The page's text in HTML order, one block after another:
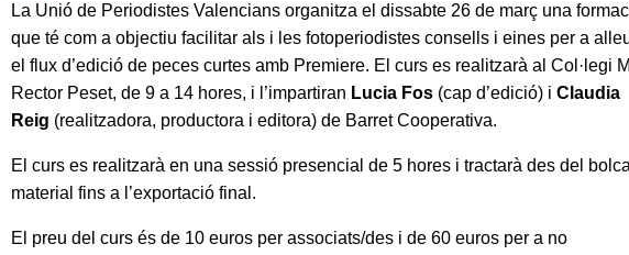
La Unió de Periodistes Valencians organitza el dissabte 26 de març una
que té com a objectiu facilitar als i les fotoperiodistes consells i eines per a
el flux d’edició de peces curtes amb Premiere. El curs es realitzarà al Col·legi
Rector Peset, de 9 a 14 hores, i l’impartiran Lucia Fos (cap d’edició) i Claudia
Reig (realitzadora, productora i editora) de Barret Cooperativa.
El curs es realitzarà en una sessió presencial de 5 hores i tractarà des del
material fins a l’exportació final.
El preu del curs és de 10 euros per associats/des i de 60 euros per a no